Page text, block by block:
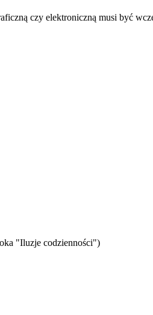
czy elektroniczną musi być
"Iluzje codzienności")